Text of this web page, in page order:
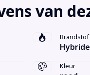
van
Brandstof
Hybride
Kleur